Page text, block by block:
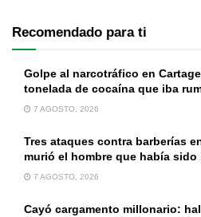
Recomendado para ti
Golpe al narcotráfico en
tonelada de cocaína que iba
7 AGOSTO, 2026
Tres ataques contra barberías
murió el hombre que había sido
7 AGOSTO, 2026
Cayó cargamento millonario: